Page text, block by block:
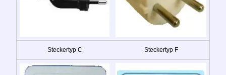
Steckertyp C Steckertyp F